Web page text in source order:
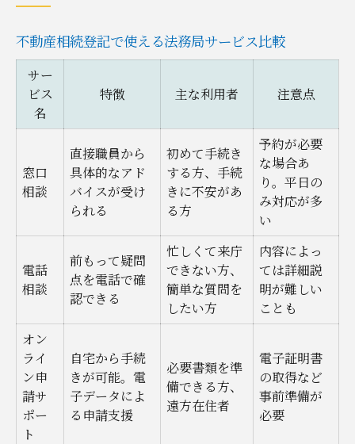
不動産相続登記で使える法務局サービス比較
サー
ビス
名
特徴 主な利用者 注意点
窓口
相談
直接職員から
具体的なアド
バイスが受け
られる
初めて手続き
する方、手続
きに不安があ
る方
予約が必要
な場合あ
り。平日の
み対応が多
い
電話
相談
前もって疑問
点を電話で確
認できる
忙しくて来庁
できない方、
簡単な質問を
したい方
内容によっ
ては詳細説
明が難しい
ことも
オン
ライ
ン申
請サ
ポー
ト
自宅から手続
きが可能。電
子データによ
る申請支援
必要書類を準
備できる方、
遠方在住者
電子証明書
の取得など
事前準備が
必要